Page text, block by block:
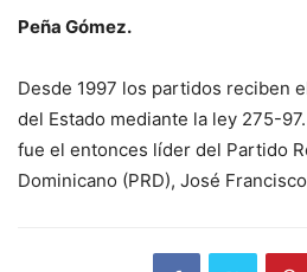
Peña Gómez.
Desde 1997 los partidos reciben
del Estado mediante la ley 275-
fue el entonces líder del Partido
Dominicano (PRD), José